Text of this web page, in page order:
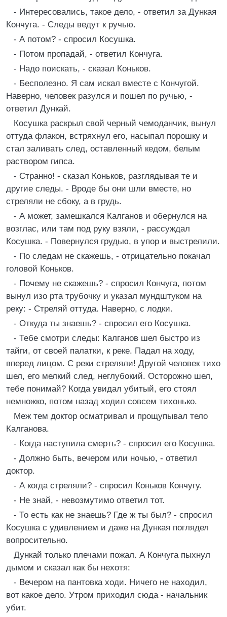
- Интересовались, такое дело, - ответил за Дункая
Кончуга. - Следы ведут к ручью.
- А потом? - спросил Косушка.
- Потом пропадай, - ответил Кончуга.
- Надо поискать, - сказал Коньков.
- Бесполезно. Я сам искал вместе с Кончугой.
Наверно, человек разулся и пошел по ручью, -
ответил Дункай.
Косушка раскрыл свой черный чемоданчик, вынул
оттуда флакон, встряхнул его, насыпал порошку и
стал заливать след, оставленный кедом, белым
раствором гипса.
- Странно! - сказал Коньков, разглядывая те и
другие следы. - Вроде бы они шли вместе, но
стреляли не сбоку, а в грудь.
- А может, замешкался Калганов и обернулся на
возглас, или там под руку взяли, - рассуждал
Косушка. - Повернулся грудью, в упор и выстрелили.
- По следам не скажешь, - отрицательно покачал
головой Коньков.
- Почему не скажешь? - спросил Кончуга, потом
вынул изо рта трубочку и указал мундштуком на
реку: - Стреляй оттуда. Наверно, с лодки.
- Откуда ты знаешь? - спросил его Косушка.
- Тебе смотри следы: Калганов шел быстро из
тайги, от своей палатки, к реке. Падал на ходу,
вперед лицом. С реки стреляли! Другой человек тихо
шел, его мелкий след, неглубокий. Осторожно шел,
тебе понимай? Когда увидал убитый, его стоял
немножко, потом назад ходил совсем тихонько.
Меж тем доктор осматривал и прощупывал тело
Калганова.
- Когда наступила смерть? - спросил его Косушка.
- Должно быть, вечером или ночью, - ответил
доктор.
- А когда стреляли? - спросил Коньков Кончугу.
- Не знай, - невозмутимо ответил тот.
- То есть как не знаешь? Где ж ты был? - спросил
Косушка с удивлением и даже на Дункая поглядел
вопросительно.
Дункай только плечами пожал. А Кончуга пыхнул
дымом и сказал как бы нехотя:
- Вечером на пантовка ходи. Ничего не находил,
вот какое дело. Утром приходил сюда - начальник
убит.